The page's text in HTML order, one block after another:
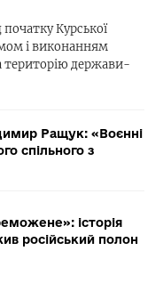
Курської
і виконанням
територію держави-
Ращук: «Воєнні
спільного з
історія
російський полон